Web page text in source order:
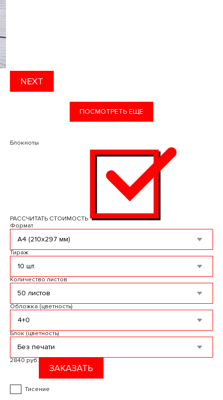
NEXT
ПОСМОТРЕТЬ ЕЩЕ
Блокноты
РАССЧИТАТЬ СТОИМОСТЬ
Формат
Тираж
Количество листов
Обложка (цветность)
Блок (цветность)
2840 руб.
ЗАКАЗАТЬ
Тисение